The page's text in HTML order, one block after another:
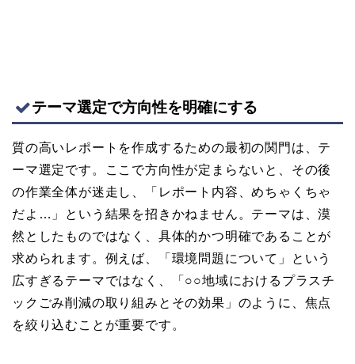
テーマ選定で方向性を明確にする
質の高いレポートを作成するための最初の関門は、テ
ーマ選定です。ここで方向性が定まらないと、その後
の作業全体が迷走し、「レポート内容、めちゃくちゃ
だよ…」という結果を招きかねません。テーマは、漠
然としたものではなく、具体的かつ明確であることが
求められます。例えば、「環境問題について」という
広すぎるテーマではなく、「○○地域におけるプラスチ
ックごみ削減の取り組みとその効果」のように、焦点
を絞り込むことが重要です。